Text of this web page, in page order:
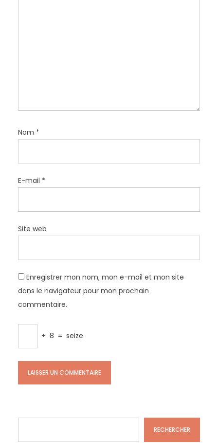
Nom *
E-mail *
Site web
Enregistrer mon nom, mon e-mail et mon site
dans le navigateur pour mon prochain
commentaire.
+ 8 = seize
RECHERCHER